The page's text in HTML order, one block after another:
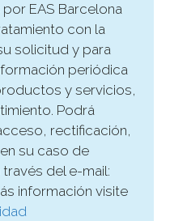
EAS Barcelona
con la
solicitud y para
periódica
y servicios,
Podrá
rectificación,
su caso de
del e-mail:
información visite